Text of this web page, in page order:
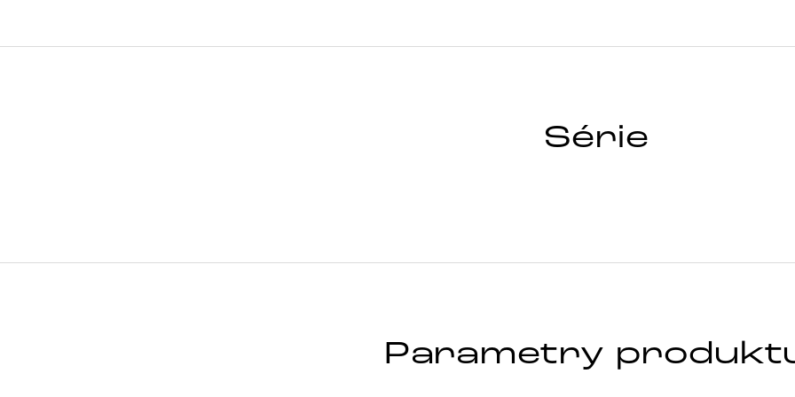
Série
Parametry